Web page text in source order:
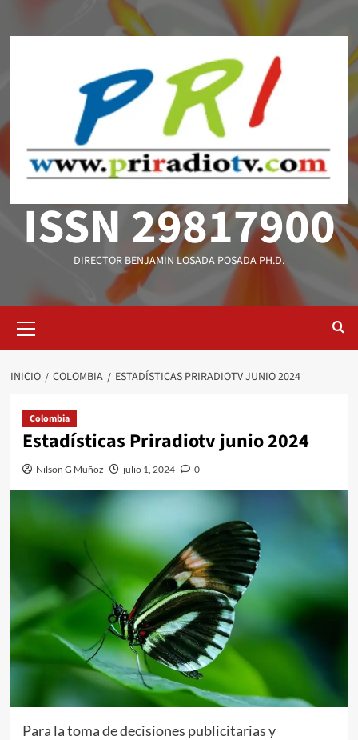
ISSN 29817900
DIRECTOR BENJAMIN LOSADA POSADA PH.D.
primario
INICIO COLOMBIA ESTADÍSTICAS PRIRADIOTV JUNIO 2024
Colombia
Estadísticas Priradiotv junio 2024
Nilson G Muñoz julio 1, 2024 0
Para la toma de decisiones publicitarias y